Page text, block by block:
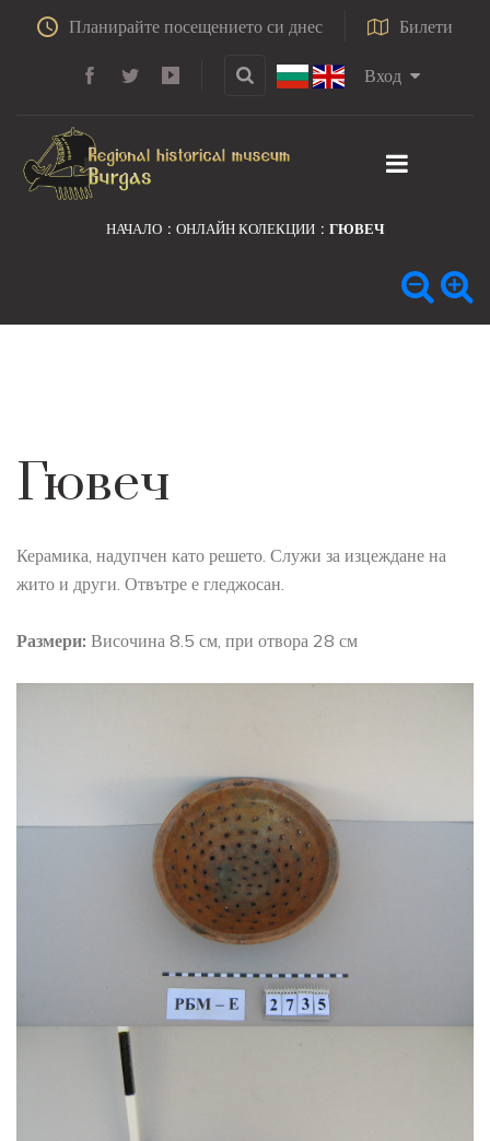
Планирайте посещението си днес Билети
Вход
НАЧАЛО ОНЛАЙН КОЛЕКЦИИ ГЮВЕЧ
Гювеч
Керамика, надупчен като решето. Служи за изцеждане на
жито и други. Отвътре е гледжосан.
Размери: Височина 8.5 см, при отвора 28 см